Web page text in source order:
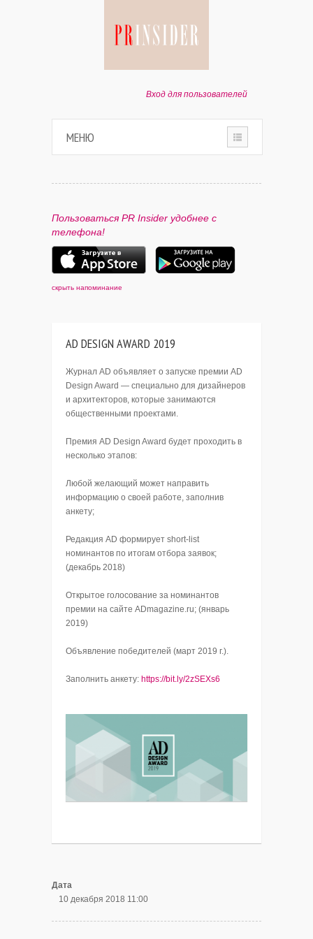
Вход для пользователей
МЕНЮ
ПАРТНЕРАМ
КОНТАКТЫ
Пользоваться PR Insider удобнее с
телефона!
скрыть напоминание
AD DESIGN AWARD 2019
Журнал AD объявляет о запуске премии AD
Design Award — специально для дизайнеров
и архитекторов, которые занимаются
общественными проектами.
Премия AD Design Award будет проходить в
несколько этапов:
Любой желающий может направить
информацию о своей работе, заполнив
анкету;
Редакция AD формирует short-list
номинантов по итогам отбора заявок;
(декабрь 2018)
Открытое голосование за номинантов
премии на сайте ADmagazine.ru; (январь
2019)
Объявление победителей (март 2019 г.).
Заполнить анкету: https://bit.ly/2zSEXs6
Дата
10 декабря 2018 11:00